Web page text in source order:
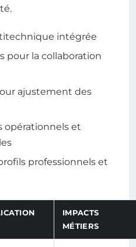
intégrée
pour la collaboration
ajustement des
opérationnels et
professionnels et
IMPACTS
MÉTIERS